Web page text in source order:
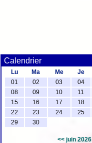
Calendrier
Lu Ma Me Je
01
02 03 04
08
09 10 11
15
16 17 18
22
23 24 25
29
30
<< juin 2026